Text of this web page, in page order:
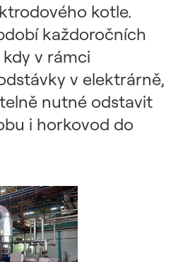
kotle.
každoročních
v rámci
v elektrárně,
nutné odstavit
i horkovod do